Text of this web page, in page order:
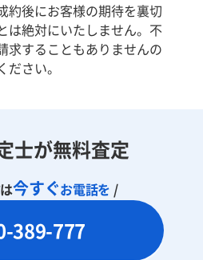
約後にお客様の期待を裏切
は絶対にいたしません。不
求することもありませんの
さい。
士が無料査定
今すぐお電話を /
389-777